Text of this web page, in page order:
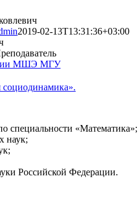
2019-02-13T13:31:36+03:00
МШЭ МГУ
социодинамика».
специальности «Математика»;
наук;
Российской Федерации.